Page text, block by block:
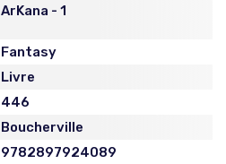
ArKana - 1
Fantasy
Livre
446
Boucherville
9782897924089